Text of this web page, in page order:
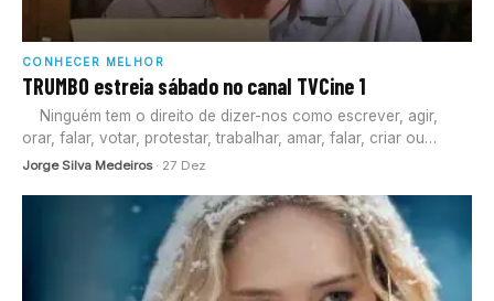
CONHECER MELHOR
TRUMBO estreia sábado no canal TVCine 1
Ninguém tem o direito de dizer-nos como escrever, agir,
orar, falar, votar, protestar, trabalhar, amar, falar, criar ou…
Jorge Silva Medeiros· 27 Dez